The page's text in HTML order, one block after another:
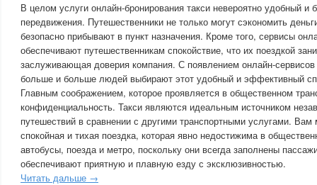
В целом услуги онлайн-бронирования такси невероятно удобный и
передвижения. Путешественники не только могут сэкономить
безопасно прибывают в пункт назначения. Кроме того, сервисы
обеспечивают путешественникам спокойствие, что их поездкой
заслуживающая доверия компания. С появлением онлайн-сервисов
больше и больше людей выбирают этот удобный и эффективный
Главным соображением, которое проявляется в общественном
конфиденциальность. Такси являются идеальным источником
путешествий в сравнении с другими транспортными услугами. Вам
спокойная и тихая поездка, которая явно недостижима в
автобусы, поезда и метро, поскольку они всегда заполнены
обеспечивают приятную и плавную езду с эксклюзивностью.
Читать дальше →